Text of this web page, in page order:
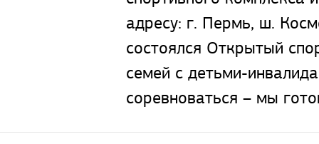
адресу: г. Пермь, ш.
состоялся Открытый
семей с детьми-
соревноваться – мы